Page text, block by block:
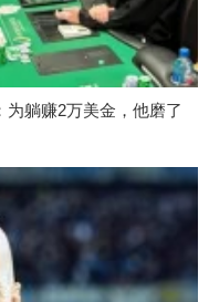
为躺赚2万美金，他磨了